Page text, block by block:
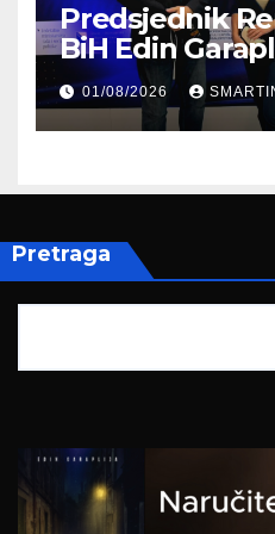
Predsjednik
BiH Edin
prisustvovao
Federalnog
zapošljavanja
01/08/2026
Pretraga